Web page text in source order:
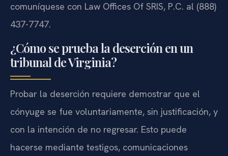
comuníquese con Law Offices Of SRIS, P.C. al (888)
437-7747.
¿Cómo se prueba la deserción en un
tribunal de Virginia?
Probar la deserción requiere demostrar que el
cónyuge se fue voluntariamente, sin justificación, y
con la intención de no regresar. Esto puede
hacerse mediante testigos, comunicaciones